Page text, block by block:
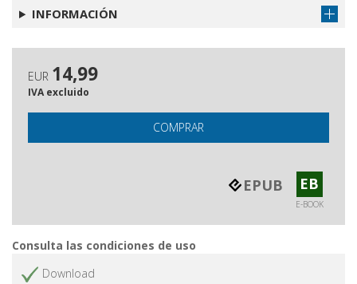
INFORMACIÓN
EUR 14,99
IVA excluido
COMPRAR
EPUB EB
E-BOOK
Consulta las condiciones de uso
Download